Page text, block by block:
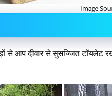
Image
से आप दीवार से सुसज्जित टॉयलेट